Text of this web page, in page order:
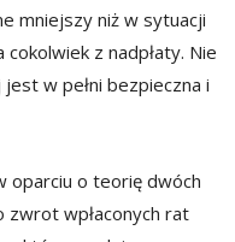
mniejszy niż w sytuacji
z nadpłaty. Nie
w pełni bezpieczna i
oparciu o teorię dwóch
wpłaconych rat